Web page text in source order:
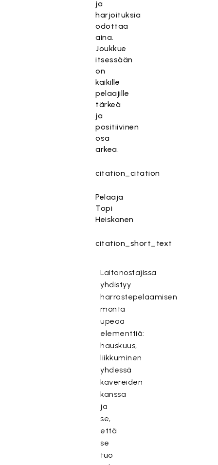
ja
harjoituksia
odottaa
aina.
Joukkue
itsessään
on
kaikille
pelaajille
tärkeä
ja
positiivinen
osa
arkea.
citation_citation
Pelaaja
Topi
Heiskanen
citation_short_text
Laitanostajissa
yhdistyy
harrastepelaamisen
monta
upeaa
elementtiä:
hauskuus,
liikkuminen
yhdessä
kavereiden
kanssa
ja
se,
että
se
tuo